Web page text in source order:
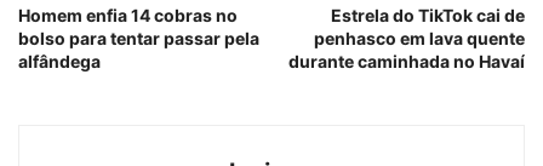
Homem enfia 14 cobras no
bolso para tentar passar pela
alfândega
Estrela do TikTok cai de
penhasco em lava quente
durante caminhada no Havaí